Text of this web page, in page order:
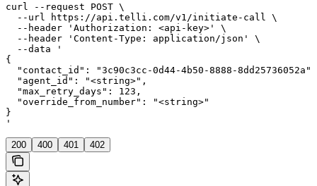
curl --request POST \
  --url https://api.telli.com/v1/initiate-call \
  --header 'Authorization: <api-key>' \
  --header 'Content-Type: application/json' \
  --data '
{
  "contact_id": "3c90c3cc-0d44-4b50-8888-8dd25736052a",
  "agent_id": "<string>",
  "max_retry_days": 123,
  "override_from_number": "<string>"
}
'
200 400 401 402